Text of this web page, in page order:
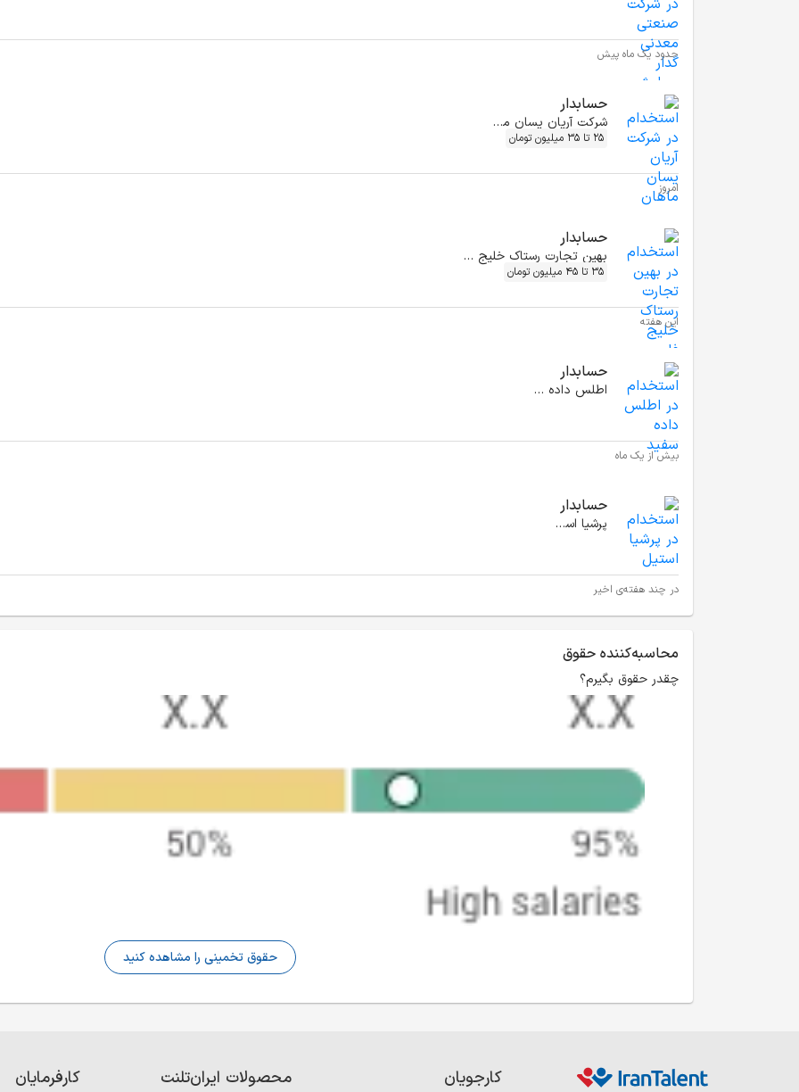
حدود یک ماه پیش
حسابدار
شرکت آریان یسان ماهان
25 تا 35 میلیون تومان
امروز
حسابدار
بهین تجارت رستاک خلیج فارس
35 تا 45 میلیون تومان
این هفته
حسابدار
اطلس داده سفید
بیش از یک ماه
حسابدار
پرشیا استیل
در چند هفته‌ی اخیر
محاسبه‌کننده حقوق
چقدر حقوق بگیرم؟
حقوق تخمینی را مشاهده کنید
کارجویان محصولات ایران‌تلنت کارفرمایان